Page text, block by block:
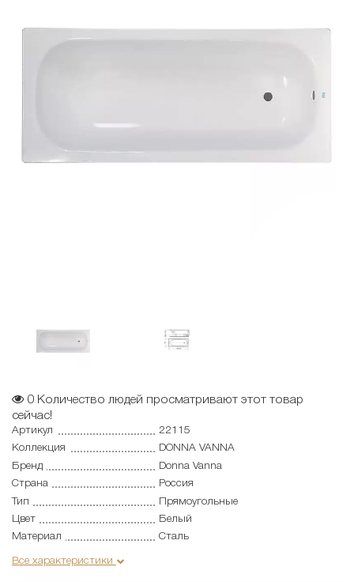
0 Количество людей просматривают этот товар
сейчас!
Артикул
22115
Коллекция
DONNA VANNA
Бренд
Donna Vanna
Страна
Россия
Тип
Прямоугольные
Цвет
Белый
Материал
Сталь
Все характеристики